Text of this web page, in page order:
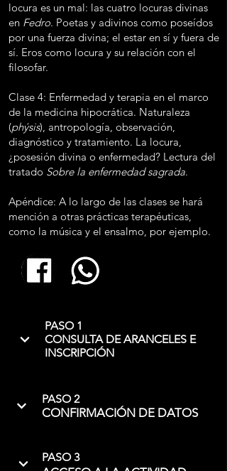
locura es un mal: las cuatro locuras divinas
en Fedro. Poetas y adivinos como poseídos
por una fuerza divina; el estar en sí y fuera de
sí. Eros como locura y su relación con el
filosofar.
Clase 4: Enfermedad y terapia en el marco
de la medicina hipocrática. Naturaleza
(phýsis), antropología, observación,
diagnóstico y tratamiento. La locura,
¿posesión divina o enfermedad? Lectura del
tratado Sobre la enfermedad sagrada.
Apéndice: A lo largo de las clases se hará
mención a otras prácticas terapéuticas,
como la música y el ensalmo, por ejemplo.
PASO 1
CONSULTA DE ARANCELES E
INSCRIPCIÓN
PASO 2
CONFIRMACIÓN DE DATOS
PASO 3